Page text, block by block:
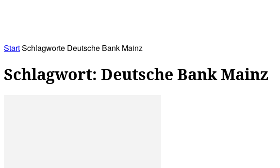
StartSchlagworte Deutsche Bank Mainz
Schlagwort: Deutsche Bank Mainz